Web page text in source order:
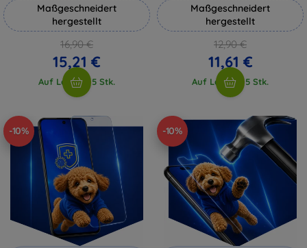
Maßgeschneidert
hergestellt
16,90 €
15,21 €
Auf Lager > 5 Stk.
Maßgeschneidert
hergestellt
12,90 €
11,61 €
Auf Lager > 5 Stk.
-10% -10%